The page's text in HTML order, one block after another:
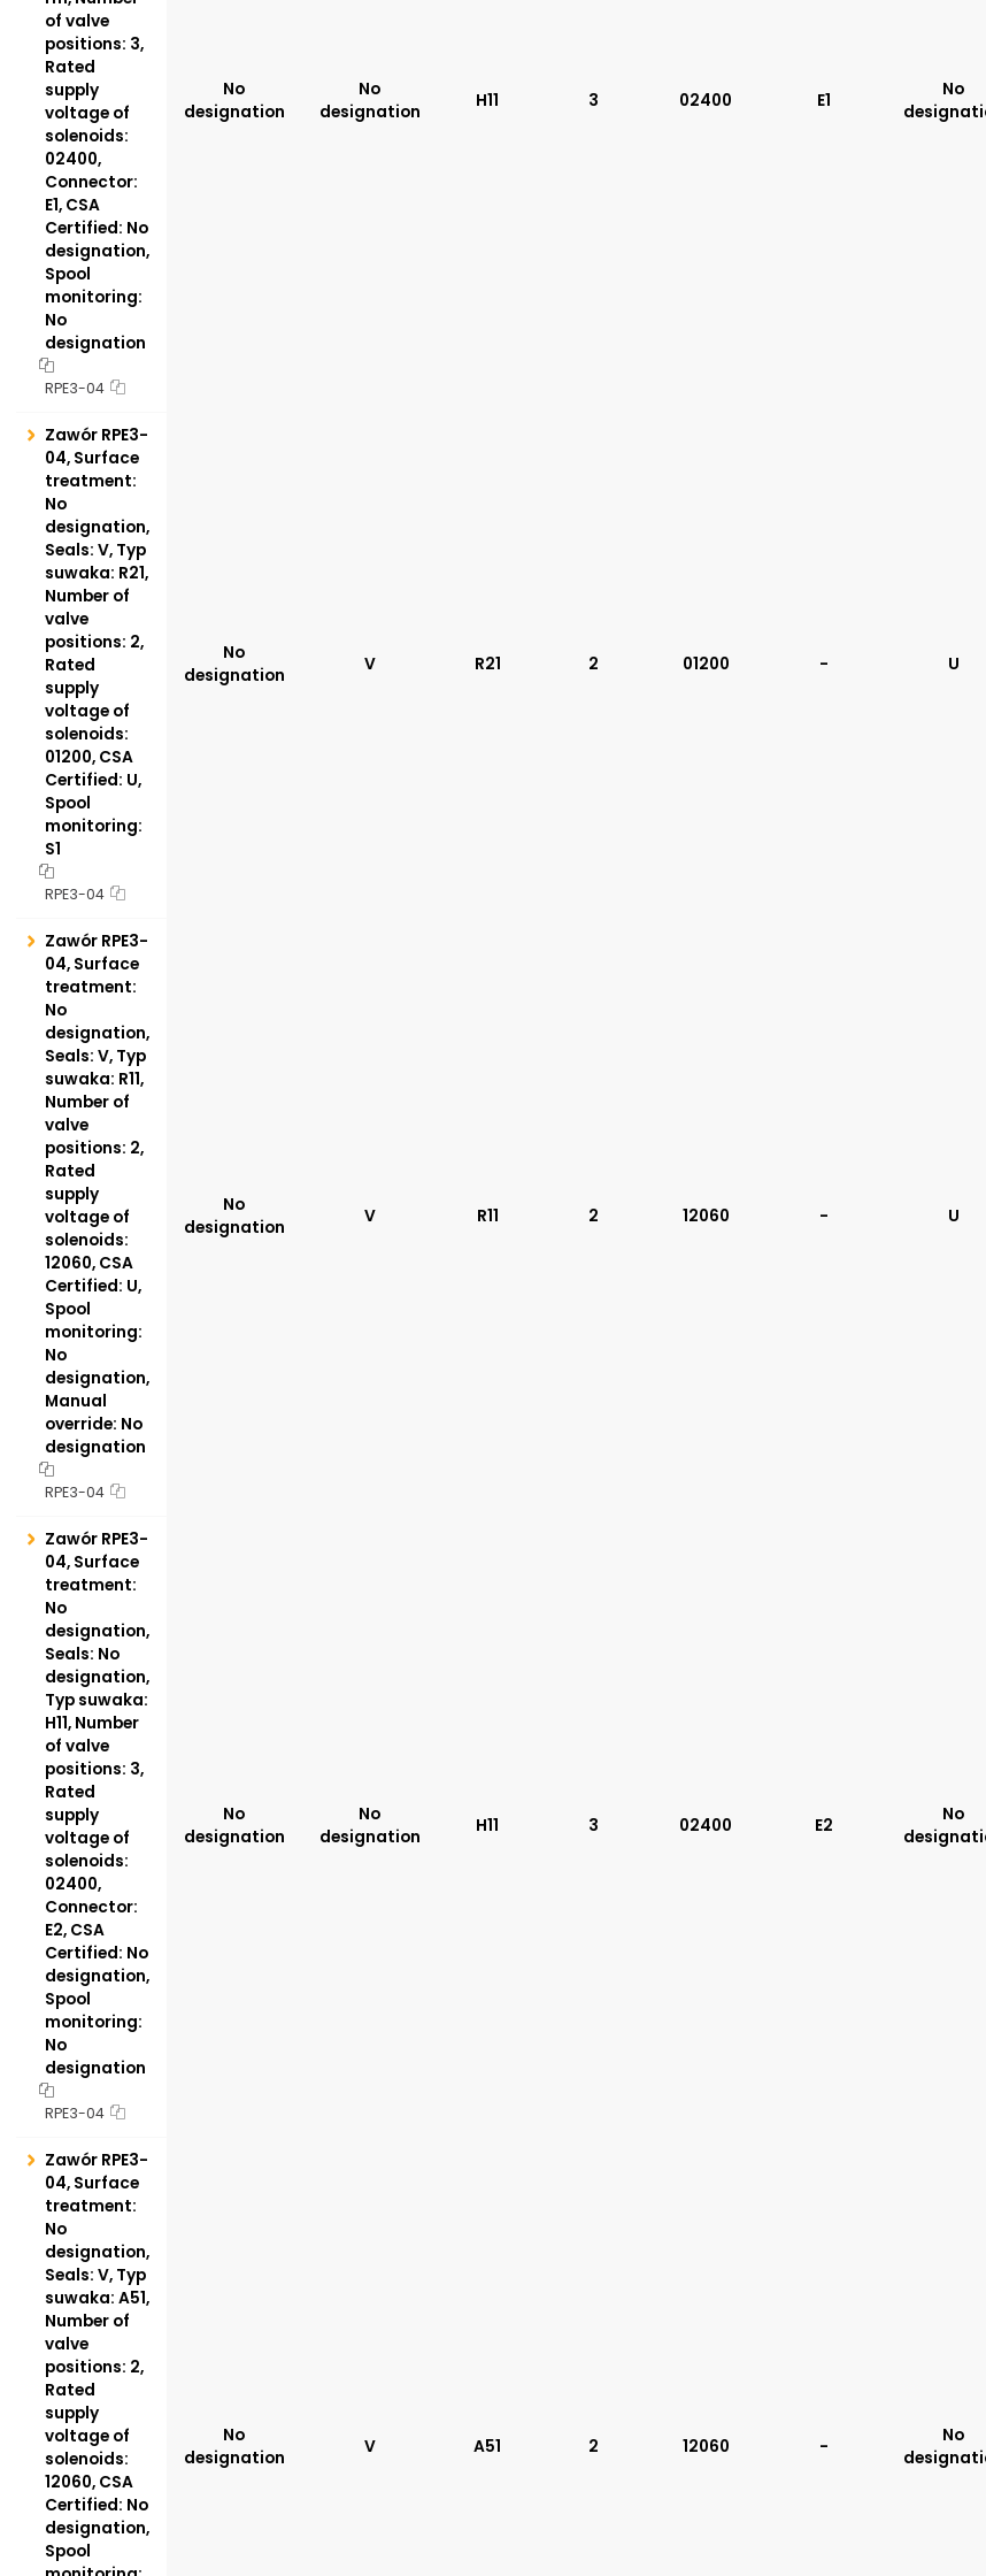
of valve
positions: 3,
Rated
supply
voltage of
solenoids:
02400,
Connector:
E1, CSA
Certified: No
designation,
Spool
monitoring:
No
designation
RPE3-04
No
designation
No
designation
H11 3 02400 E1
No
Zawór RPE3-
04, Surface
treatment:
No
designation,
Seals: V, Typ
suwaka: R21,
Number of
valve
positions: 2,
Rated
supply
voltage of
solenoids:
01200, CSA
Certified: U,
Spool
monitoring:
S1
RPE3-04
No
designation
V R21 2 01200 - U
Zawór RPE3-
04, Surface
treatment:
No
designation,
Seals: V, Typ
suwaka: R11,
Number of
valve
positions: 2,
Rated
supply
voltage of
solenoids:
12060, CSA
Certified: U,
Spool
monitoring:
No
designation,
Manual
override: No
designation
RPE3-04
No
designation
V R11 2 12060 - U
Zawór RPE3-
04, Surface
treatment:
No
designation,
Seals: No
designation,
Typ suwaka:
H11, Number
of valve
positions: 3,
Rated
supply
voltage of
solenoids:
02400,
Connector:
E2, CSA
Certified: No
designation,
Spool
monitoring:
No
designation
RPE3-04
No
designation
No
designation
H11 3 02400 E2
No
Zawór RPE3-
04, Surface
treatment:
No
designation,
Seals: V, Typ
suwaka: A51,
Number of
valve
positions: 2,
Rated
supply
voltage of
solenoids:
12060, CSA
Certified: No
designation,
Spool
No
designation
V A51 2 12060 -
No